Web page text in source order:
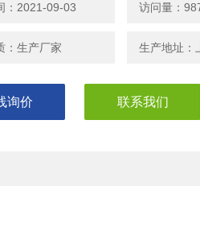
：2021-09-03 访问量：
：生产厂家 生产地址：
询价 联系我们